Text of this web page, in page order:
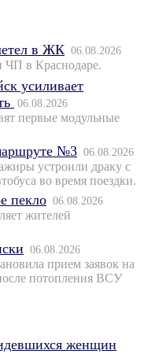
в ЖК 06.08.2026
ЧП в Краснодаре.
усиливает
06.08.2026
первые модульные
№3 06.08.2026
устроили драку с
во время поездки.
пекло 06.08.2026
жителей
06.08.2026
прием заявок на
потопления ВСУ
женщин